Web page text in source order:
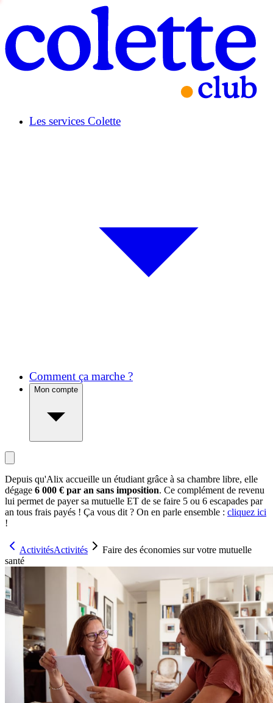
Les services Colette
Comment ça marche ?
Mon compte
Depuis qu'Alix accueille un étudiant grâce à sa chambre libre, elle
dégage 6 000 € par an sans imposition. Ce complément de revenu
lui permet de payer sa mutuelle ET de se faire 5 ou 6 escapades par
an tous frais payés ! Ça vous dit ? On en parle ensemble : cliquez ici
!
ActivitésActivités
Faire des économies sur votre mutuelle
santé